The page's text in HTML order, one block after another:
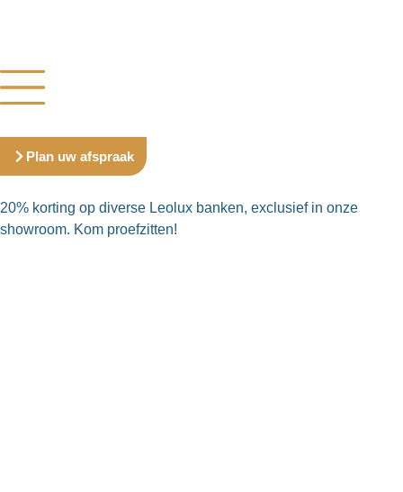
Plan uw afspraak
20% korting op diverse Leolux banken, exclusief in onze
showroom. Kom proefzitten!